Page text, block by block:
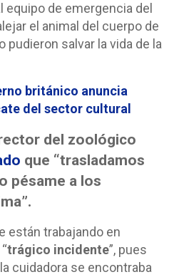
de emergencia del
el animal del cuerpo de
pudieron salvar la vida de la
británico anuncia
del sector cultural
del zoológico
que “trasladamos
pésame a los
están trabajando en
trágico incidente”, pues
cuidadora se encontraba